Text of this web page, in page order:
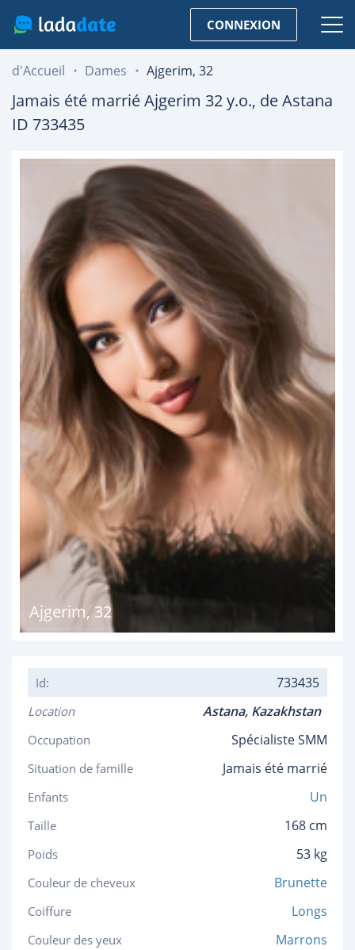
CONNEXION
d'Accueil Dames Ajgerim, 32
Jamais été marriéAjgerim 32y.o., deAstana
ID 733435
Ajgerim, 32
Id: 733435
Location Astana, Kazakhstan
Occupation Spécialiste SMM
Situation de famille Jamais été marrié
Enfants Un
Taille 168 cm
Poids 53 kg
Couleur de cheveux Brunette
Coiffure Longs
Couleur des yeux Marrons